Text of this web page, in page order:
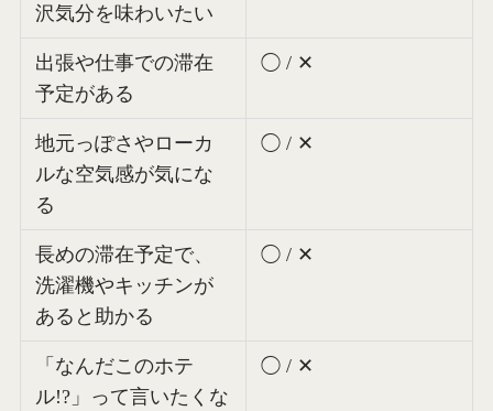
沢気分を味わいたい
出張や仕事での滞在
予定がある
◯ / ✕
地元っぽさやローカ
ルな空気感が気にな
る
◯ / ✕
長めの滞在予定で、
洗濯機やキッチンが
あると助かる
◯ / ✕
「なんだこのホテ
ル!?」って言いたくな
◯ / ✕